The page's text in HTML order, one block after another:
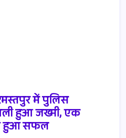
में पुलिस
हुआ जख्मी, एक
हुआ सफल